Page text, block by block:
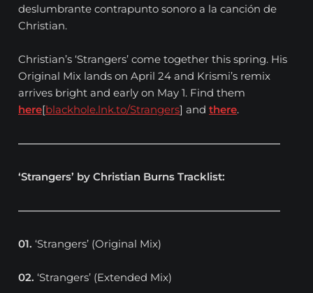
deslumbrante contrapunto sonoro a la canción de
Christian.
Christian’s ‘Strangers’ come together this spring. His
Original Mix lands on April 24 and Krismi’s remix
arrives bright and early on May 1. Find them
here[blackhole.lnk.to/Strangers] andthere.
—————————————————————————
‘Strangers’ by Christian Burns Tracklist:
—————————————————————————
01. ‘Strangers’ (Original Mix)
02. ‘Strangers’ (Extended Mix)